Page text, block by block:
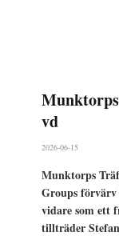
vd
2026-06-15
Munktorps
Groups
vidare som ett
tillträder